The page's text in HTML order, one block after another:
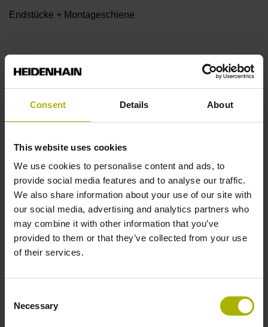
Consent Details About
This website uses cookies
We use cookies to personalise content and ads, to
provide social media features and to analyse our traffic.
We also share information about your use of our site with
our social media, advertising and analytics partners who
may combine it with other information that you’ve
provided to them or that they’ve collected from your use
of their services.
Selection
Necessary
Endstücke + Montageschiene
ohne Wertangabe
Ausgabecode